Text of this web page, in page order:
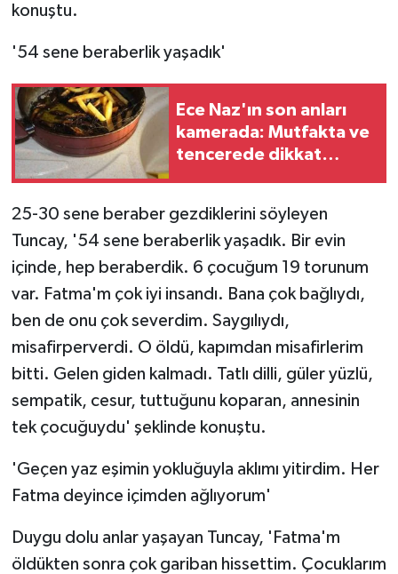
konuştu.
'54 sene beraberlik yaşadık'
Ece Naz'ın son anları
kamerada: Mutfakta ve
tencerede dikkat
25-30 sene beraber gezdiklerini söyleyen
Tuncay, '54 sene beraberlik yaşadık. Bir evin
içinde, hep beraberdik. 6 çocuğum 19 torunum
var. Fatma'm çok iyi insandı. Bana çok bağlıydı,
ben de onu çok severdim. Saygılıydı,
misafirperverdi. O öldü, kapımdan misafirlerim
bitti. Gelen giden kalmadı. Tatlı dilli, güler yüzlü,
sempatik, cesur, tuttuğunu koparan, annesinin
tek çocuğuydu' şeklinde konuştu.
'Geçen yaz eşimin yokluğuyla aklımı yitirdim. Her
Fatma deyince içimden ağlıyorum'
Duygu dolu anlar yaşayan Tuncay, 'Fatma'm
öldükten sonra çok gariban hissettim. Çocuklarım